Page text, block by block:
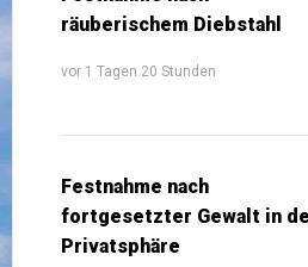
räuberischem Diebstahl
vor 1 Tagen 20 Stunden
Festnahme nach
fortgesetzter Gewalt in
Privatsphäre